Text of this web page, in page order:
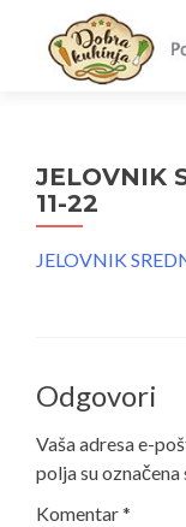
JELOVNIK
11-22
JELOVNIK
Odgovori
Vaša adresa e-
polja su označena
Komentar*